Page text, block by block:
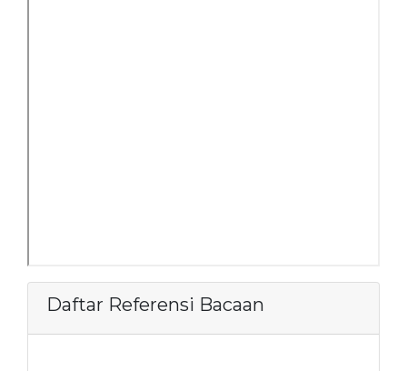
Daftar Referensi Bacaan